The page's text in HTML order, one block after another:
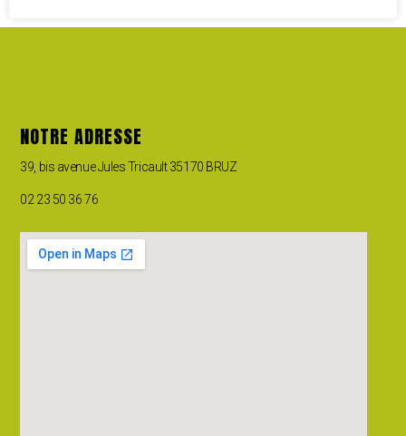
NOTRE ADRESSE
39, bis avenue Jules Tricault 35170 BRUZ
02 23 50 36 76